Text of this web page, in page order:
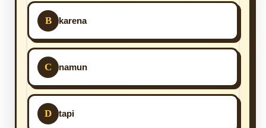
B karena
C namun
D tapi